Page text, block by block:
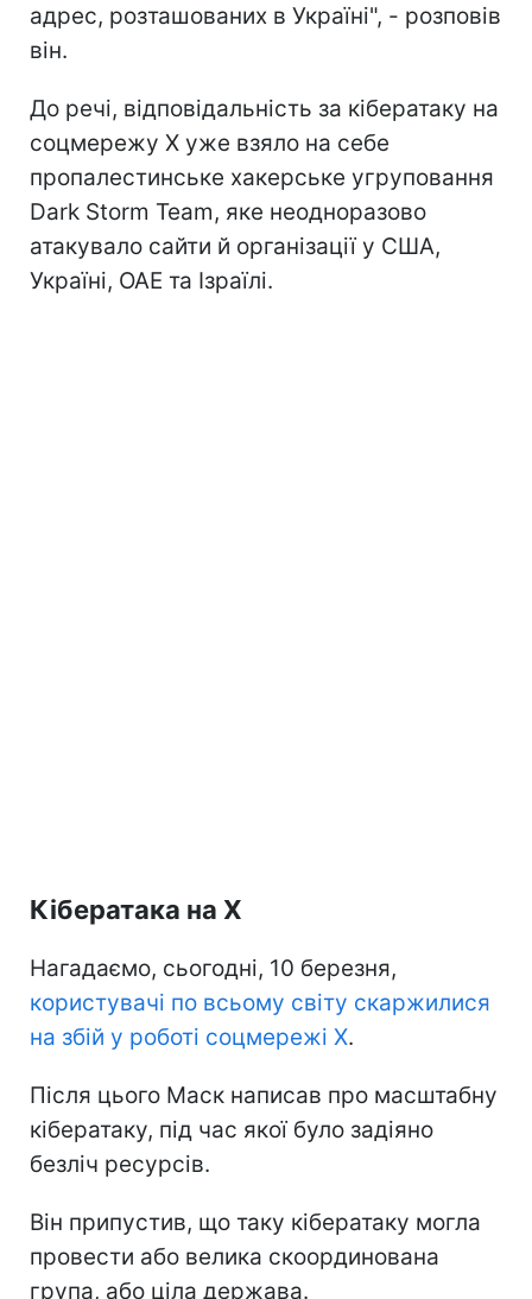
адрес, розташованих в Україні", - розповів
він.
До речі, відповідальність за кібератаку на
соцмережу X уже взяло на себе
пропалестинське хакерське угруповання
Dark Storm Team, яке неодноразово
атакувало сайти й організації у США,
Україні, ОАЕ та Ізраїлі.
Кібератака на X
Нагадаємо, сьогодні, 10 березня,
користувачі по всьому світу скаржилися
на збій у роботі соцмережі X.
Після цього Маск написав про масштабну
кібератаку, під час якої було задіяно
безліч ресурсів.
Він припустив, що таку кібератаку могла
провести або велика скоординована
група, або ціла держава.